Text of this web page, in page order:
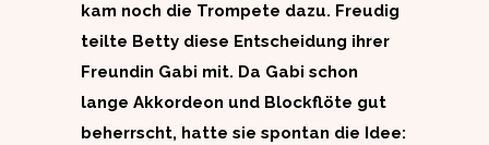
kam noch die Trompete dazu. Freudig
teilte Betty diese Entscheidung ihrer
Freundin Gabi mit. Da Gabi schon
lange Akkordeon und Blockflöte gut
beherrscht, hatte sie spontan die Idee: